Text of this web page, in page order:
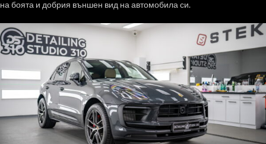
на боята и добрия външен вид на автомобила си.